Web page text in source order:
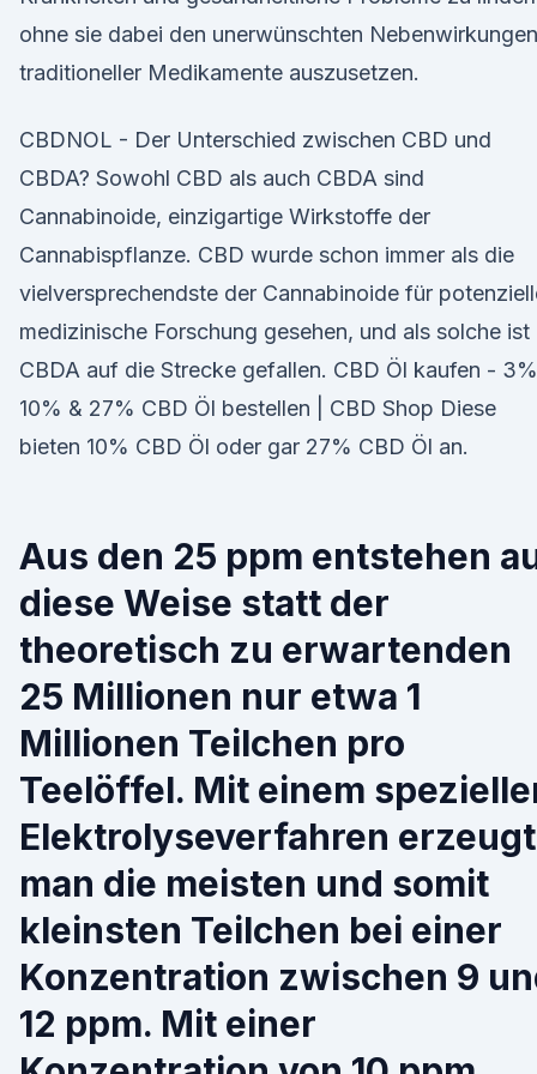
ohne sie dabei den unerwünschten Nebenwirkungen
traditioneller Medikamente auszusetzen.
CBDNOL - Der Unterschied zwischen CBD und
CBDA? Sowohl CBD als auch CBDA sind
Cannabinoide, einzigartige Wirkstoffe der
Cannabispflanze. CBD wurde schon immer als die
vielversprechendste der Cannabinoide für
medizinische Forschung gesehen, und als solche ist
CBDA auf die Strecke gefallen. CBD Öl kaufen -
10% & 27% CBD Öl bestellen | CBD Shop Diese
bieten 10% CBD Öl oder gar 27% CBD Öl an.
Aus den 25 ppm entstehen
diese Weise statt der
theoretisch zu erwartenden
25 Millionen nur etwa 1
Millionen Teilchen pro
Teelöffel. Mit einem
Elektrolyseverfahren erzeugt
man die meisten und somit
kleinsten Teilchen bei einer
Konzentration zwischen 9
12 ppm. Mit einer